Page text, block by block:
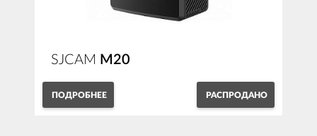
SJCAM M20
ПОДРОБНЕЕ РАСПРОДАНО